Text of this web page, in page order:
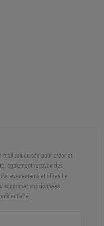
mail soit utilisée pour créer et
également recevoir des
événements et offres Le
supprimer vos données
.